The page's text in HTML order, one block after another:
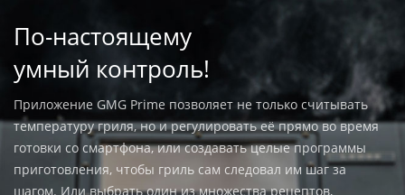
По-настоящему
умный контроль!
Приложение GMG Prime позволяет не только считывать
температуру гриля, но и регулировать её прямо во время
готовки со смартфона, или создавать целые программы
приготовления, чтобы гриль сам следовал им шаг за
шагом. Или выбрать один из множества рецептов,